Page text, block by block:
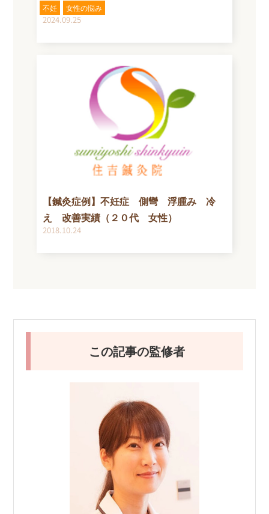
不妊 女性の悩み
2024.09.25
【鍼灸症例】不妊症 側彎 浮腫み 冷
え 改善実績（２０代 女性）
2018.10.24
この記事の監修者